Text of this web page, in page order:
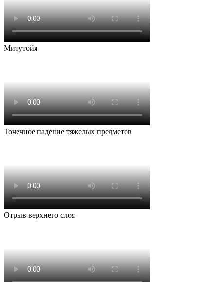
Митутойя
Точечное падение тяжелых предметов
Отрыв верхнего слоя